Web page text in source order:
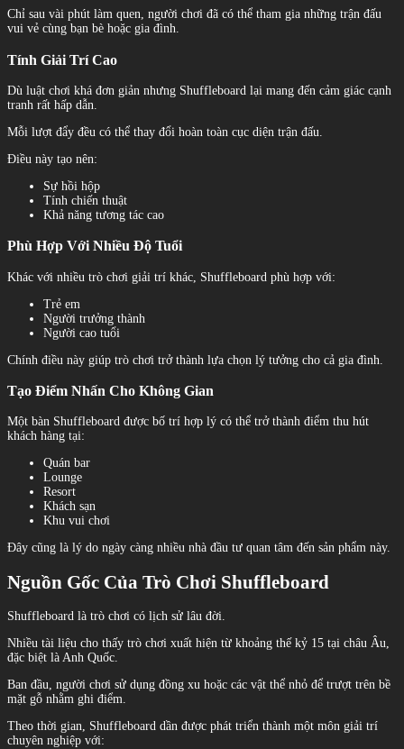
Chỉ sau vài phút làm quen, người chơi đã có thể tham gia những trận đấu
vui vẻ cùng bạn bè hoặc gia đình.
Tính Giải Trí Cao
Dù luật chơi khá đơn giản nhưng Shuffleboard lại mang đến cảm giác cạnh
tranh rất hấp dẫn.
Mỗi lượt đẩy đều có thể thay đổi hoàn toàn cục diện trận đấu.
Điều này tạo nên:
Sự hồi hộp
Tính chiến thuật
Khả năng tương tác cao
Phù Hợp Với Nhiều Độ Tuổi
Khác với nhiều trò chơi giải trí khác, Shuffleboard phù hợp với:
Trẻ em
Người trưởng thành
Người cao tuổi
Chính điều này giúp trò chơi trở thành lựa chọn lý tưởng cho cả gia đình.
Tạo Điểm Nhấn Cho Không Gian
Một bàn Shuffleboard được bố trí hợp lý có thể trở thành điểm thu hút
khách hàng tại:
Quán bar
Lounge
Resort
Khách sạn
Khu vui chơi
Đây cũng là lý do ngày càng nhiều nhà đầu tư quan tâm đến sản phẩm này.
Nguồn Gốc Của Trò Chơi Shuffleboard
Shuffleboard là trò chơi có lịch sử lâu đời.
Nhiều tài liệu cho thấy trò chơi xuất hiện từ khoảng thế kỷ 15 tại châu Âu,
đặc biệt là Anh Quốc.
Ban đầu, người chơi sử dụng đồng xu hoặc các vật thể nhỏ để trượt trên bề
mặt gỗ nhằm ghi điểm.
Theo thời gian, Shuffleboard dần được phát triển thành một môn giải trí
chuyên nghiệp với: